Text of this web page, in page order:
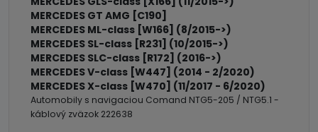
MERCEDES GT AMG [C190]
MERCEDES ML-class [W166] (8/2015->)
MERCEDES SL-class [R231] (10/2015->)
MERCEDES SLC-class [R172] (2016->)
MERCEDES V-class [W447] (2014 - 2/2020)
MERCEDES X-class [W470] (11/2017 - 6/2020)
Automobily s navigaciou Comand NTG5-205 / NTG5.1 -
káblový zväzok 222638